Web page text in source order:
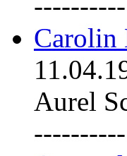
Carolin
Aurel
----------